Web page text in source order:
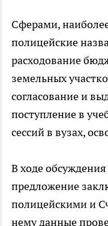
Сферами,
полицейские
расходование
земельных
согласование и
поступление в
сессий в вузах,
В ходе
предложение
полицейскими и
нему данные